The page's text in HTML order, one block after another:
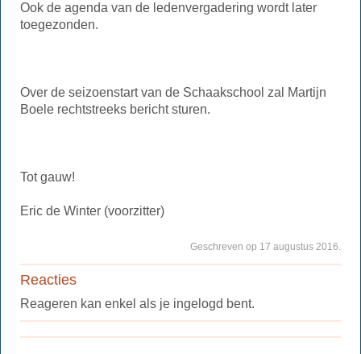
Ook de agenda van de ledenvergadering wordt later
toegezonden.
Over de seizoenstart van de Schaakschool zal Martijn
Boele rechtstreeks bericht sturen.
Tot gauw!
Eric de Winter (voorzitter)
Geschreven op 17 augustus 2016.
Reacties
Reageren kan enkel als je ingelogd bent.